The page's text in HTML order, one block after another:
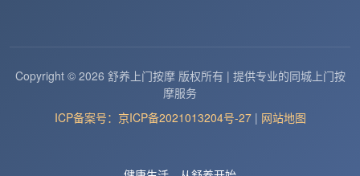
Copyright © 2026 舒养上门按摩 版权所有 | 提供专业的同城上门按
摩服务
ICP备案号：京ICP备2021013204号-27| 网站地图